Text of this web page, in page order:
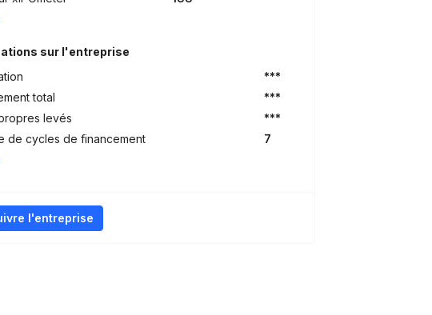
sur l'entreprise
***
total
***
levés
***
de cycles de financement
7
l'entreprise